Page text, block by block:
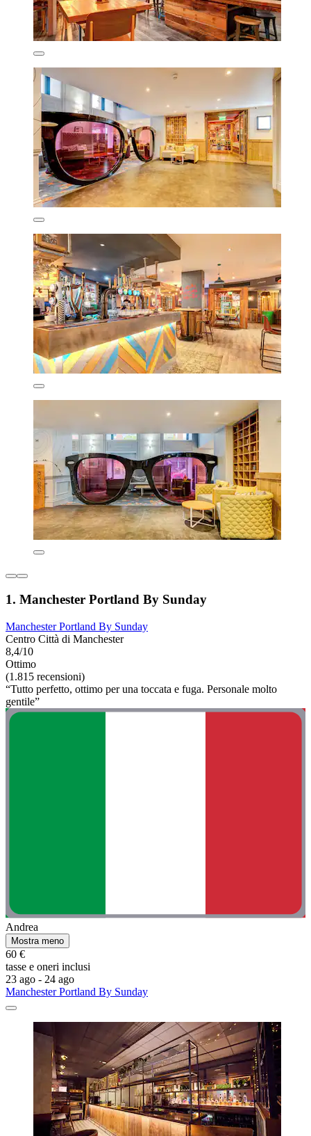
1. Manchester Portland By Sunday
Manchester Portland By Sunday
Centro Città di Manchester
8,4/10
Ottimo
(1.815 recensioni)
“Tutto perfetto, ottimo per una toccata e fuga. Personale molto
gentile”
Andrea
Mostra meno
60 €
tasse e oneri inclusi
23 ago - 24 ago
Manchester Portland By Sunday